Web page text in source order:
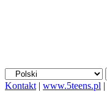
Kontakt | www.5teens.pl |